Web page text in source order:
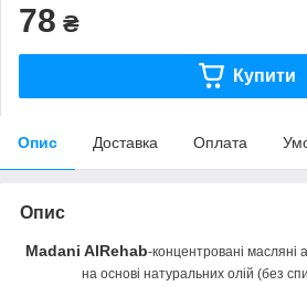
78 ₴
Купити
Опис Доставка Оплата
Опис
Madani AlRehab-концентровані масляні
на основі натуральних олій (без